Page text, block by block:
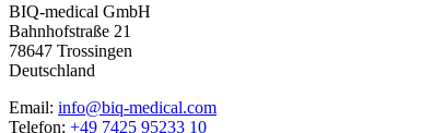
BIQ-medical GmbH
Bahnhofstraße 21
78647 Trossingen
Deutschland
Email: info@biq-medical.com
Telefon: +49 7425 95233 10